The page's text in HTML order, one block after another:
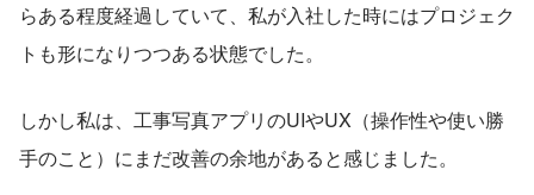
らある程度経過していて、私が入社した時にはプロジェク
トも形になりつつある状態でした。
しかし私は、工事写真アプリのUIやUX（操作性や使い勝
手のこと）にまだ改善の余地があると感じました。